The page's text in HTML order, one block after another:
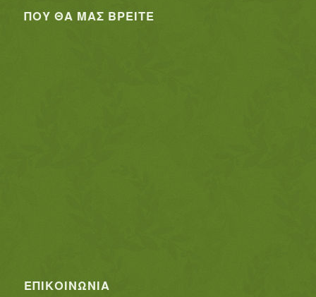
ΠΟΥ ΘΑ ΜΑΣ ΒΡΕΊΤΕ
ΕΠΙΚΟΙΝΩΝΊΑ